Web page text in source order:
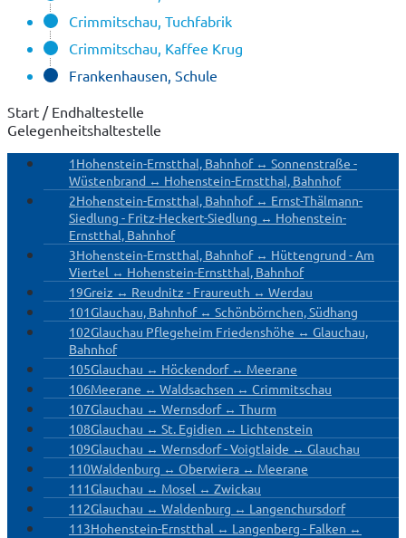
Crimmitschau, Tuchfabrik
Crimmitschau, Kaffee Krug
Frankenhausen, Schule
Start / Endhaltestelle
Gelegenheitshaltestelle
1Hohenstein-Ernstthal, Bahnhof ↔ Sonnenstraße -
Wüstenbrand ↔ Hohenstein-Ernstthal, Bahnhof
2Hohenstein-Ernstthal, Bahnhof ↔ Ernst-Thälmann-
Siedlung - Fritz-Heckert-Siedlung ↔ Hohenstein-
Ernstthal, Bahnhof
3Hohenstein-Ernstthal, Bahnhof ↔ Hüttengrund - Am
Viertel ↔ Hohenstein-Ernstthal, Bahnhof
19Greiz ↔ Reudnitz - Fraureuth ↔ Werdau
101Glauchau, Bahnhof ↔ Schönbörnchen, Südhang
102Glauchau Pflegeheim Friedenshöhe ↔ Glauchau,
Bahnhof
105Glauchau ↔ Höckendorf ↔ Meerane
106Meerane ↔ Waldsachsen ↔ Crimmitschau
107Glauchau ↔ Wernsdorf ↔ Thurm
108Glauchau ↔ St. Egidien ↔ Lichtenstein
109Glauchau ↔ Wernsdorf - Voigtlaide ↔ Glauchau
110Waldenburg ↔ Oberwiera ↔ Meerane
111Glauchau ↔ Mosel ↔ Zwickau
112Glauchau ↔ Waldenburg ↔ Langenchursdorf
113Hohenstein-Ernstthal ↔ Langenberg - Falken ↔